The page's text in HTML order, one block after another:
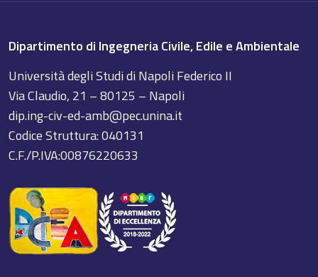
Dipartimento di Ingegneria Civile, Edile e Ambientale
Università degli Studi di Napoli Federico II
Via Claudio, 21 – 80125 – Napoli
dip.ing-civ-ed-amb@pec.unina.it
Codice Struttura: 040131
C.F./P.IVA:00876220633